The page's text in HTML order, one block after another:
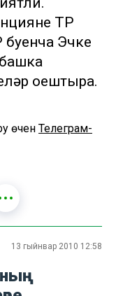
ТР
Эчке
оештыра.
өчен Телеграм-
13 гыйнвар 2010 12:58